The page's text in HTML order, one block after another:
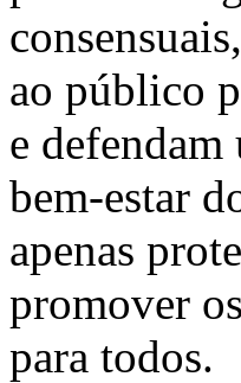
ao público
e
bem-estar
apenas
promover
para todos.